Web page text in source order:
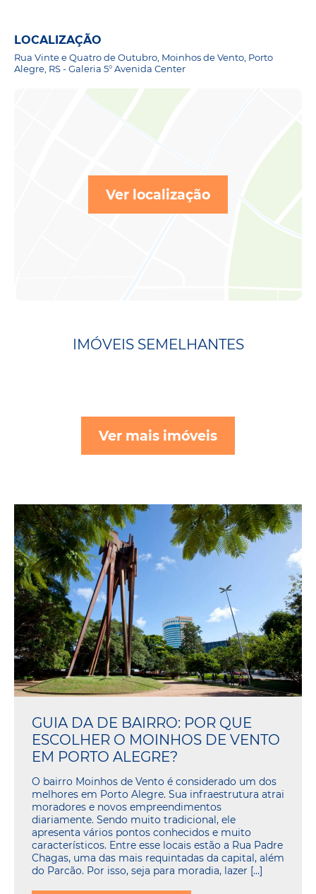
LOCALIZAÇÃO
Rua Vinte e Quatro de Outubro, Moinhos de Vento, Porto
Alegre, RS - Galeria 5° Avenida Center
Ver localização
IMÓVEIS SEMELHANTES
Ver mais imóveis
GUIA DA DE BAIRRO: POR QUE
ESCOLHER O MOINHOS DE VENTO
EM PORTO ALEGRE?
O bairro Moinhos de Vento é considerado um dos
melhores em Porto Alegre. Sua infraestrutura atrai
moradores e novos empreendimentos
diariamente. Sendo muito tradicional, ele
apresenta vários pontos conhecidos e muito
característicos. Entre esse locais estão a Rua Padre
Chagas, uma das mais requintadas da capital, além
do Parcão. Por isso, seja para moradia, lazer […]